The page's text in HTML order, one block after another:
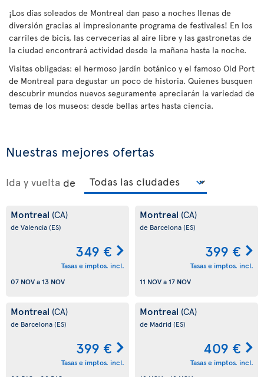
¡Los días soleados de Montreal dan paso a noches llenas de
diversión gracias al impresionante programa de festivales! En los
carriles de bicis, las cervecerías al aire libre y las gastronetas de
la ciudad encontrará actividad desde la mañana hasta la noche.
Visitas obligadas: el hermoso jardín botánico y el famoso Old Port
de Montreal para degustar un poco de historia. Quienes busquen
descubrir mundos nuevos seguramente apreciarán la variedad de
temas de los museos: desde bellas artes hasta ciencia.
Nuestras mejores ofertas
Ida y vuelta de
Montreal (CA)
de Valencia(ES)
349 €
Tasas e imptos. incl.
07 NOVa 13 NOV
Montreal (CA)
de Barcelona(ES)
399 €
Tasas e imptos. incl.
11 NOVa 17 NOV
Montreal (CA)
de Barcelona(ES)
399 €
Tasas e imptos. incl.
Montreal (CA)
de Madrid(ES)
409 €
Tasas e imptos. incl.